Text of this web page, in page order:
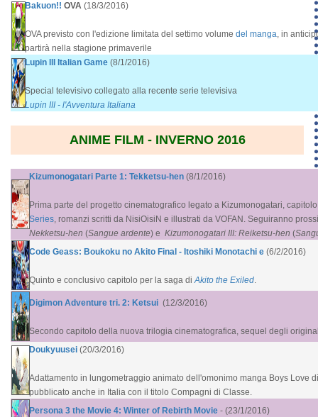
Bakuon!! OVA (18/3/2016)
OVA previsto con l'edizione limitata del settimo volume del manga, in
partirà nella stagione primaverile
Lupin III Italian Game (8/1/2016)
Special televisivo collegato alla recente serie televisiva
Lupin III - l'Avventura Italiana
ANIME FILM - INVERNO 2016
Kizumonogatari Parte 1: Tekketsu-hen (8/1/2016)
Prima parte del progetto cinematografico legato a Kizumonogatari,
Series, romanzi scritti da NisiOisiN e illustrati da VOFAN. Seguiranno
Nekketsu-hen (Sangue ardente) e Kizumonogatari III: Reiketsu-hen (
Code Geass: Boukoku no Akito Final - Itoshiki Monotachi e (6/2/2016)
Quinto e conclusivo capitolo per la saga diAkito the Exiled.
Digimon Adventure tri. 2: Ketsui (12/3/2016)
Secondo capitolo della nuova trilogia cinematografica, sequel degli
Doukyuusei (20/3/2016)
Adattamento in lungometraggio animato dell'omonimo manga Boys Love
pubblicato anche in Italia con il titolo Compagni di Classe.
Persona 3 the Movie 4: Winter of Rebirth Movie - (23/1/2016)